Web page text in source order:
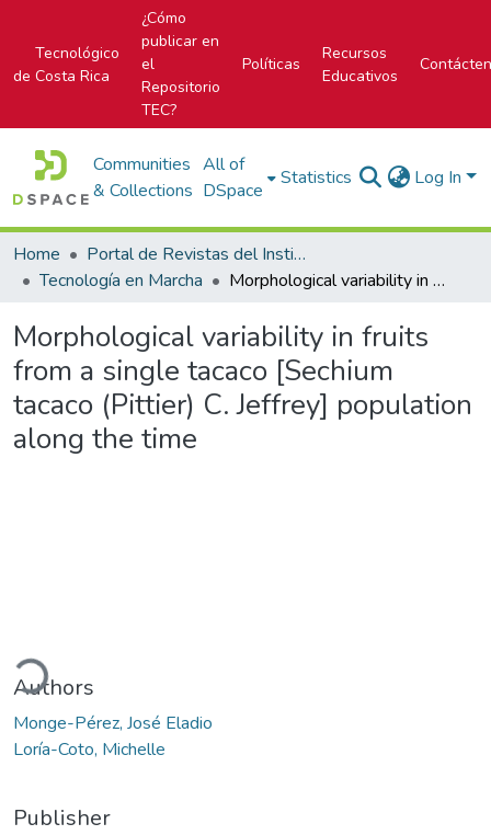
Tecnológico
de Costa Rica
¿Cómo
publicar en
el
Repositorio
TEC?
Políticas
Recursos
Educativos
Communities
& Collections
All of
DSpace
Statistics Log In
Home
Portal de Revistas del Instituto Tecnológico de Costa Rica
Tecnología en Marcha
Morphological variability in fruits from a single tacaco [Sechium tacaco (Pittier) C. Jeffrey] population along the time
Morphological variability in fruits
from a single tacaco [Sechium
tacaco (Pittier) C. Jeffrey] population
along the time
Authors
Monge-Pérez, José Eladio
Loría-Coto, Michelle
Publisher